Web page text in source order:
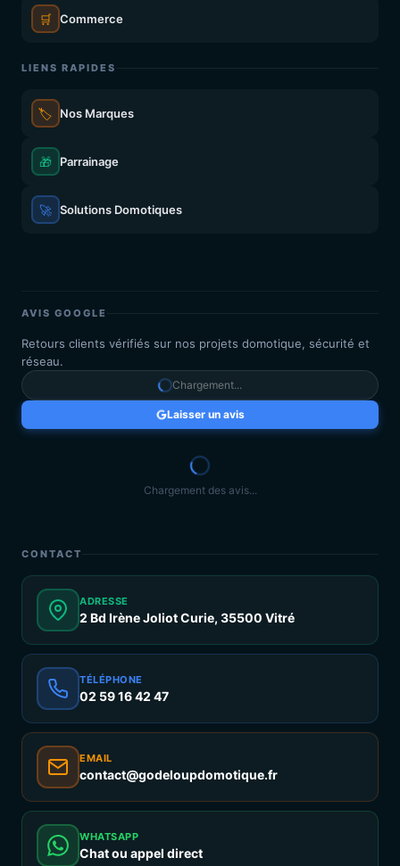
🛒 Commerce
LIENS RAPIDES
🏷️ Nos Marques
🎁 Parrainage
🚀 Solutions Domotiques
AVIS GOOGLE
Retours clients vérifiés sur nos projets domotique, sécurité et
réseau.
Chargement...
Laisser un avis
Chargement des avis...
CONTACT
ADRESSE
2 Bd Irène Joliot Curie, 35500 Vitré
TÉLÉPHONE
02 59 16 42 47
EMAIL
contact@godeloupdomotique.fr
WHATSAPP
Chat ou appel direct